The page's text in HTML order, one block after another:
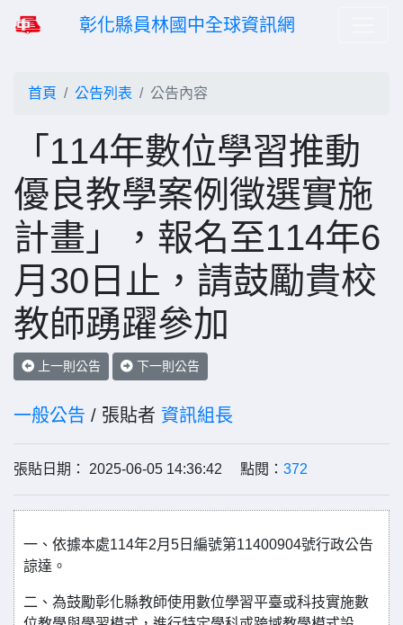
彰化縣員林國中全球資訊網
首頁 公告列表 公告內容
「114年數位學習推動
優良教學案例徵選實施
計畫」，報名至114年6
月30日止，請鼓勵貴校
教師踴躍參加
上一則公告 下一則公告
一般公告 / 張貼者 資訊組長
張貼日期： 2025-06-05 14:36:42 點閱： 372
一、依據本處114年2月5日編號第11400904號行政公告
諒達。
二、為鼓勵彰化縣教師使用數位學習平臺或科技實施數